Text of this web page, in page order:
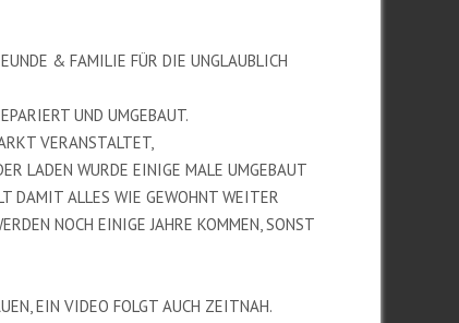
& FAMILIE FÜR DIE UNGLAUBLICH
UND UMGEBAUT.
VERANSTALTET,
LADEN WURDE EINIGE MALE UMGEBAUT
DAMIT ALLES WIE GEWOHNT WEITER
NOCH EINIGE JAHRE KOMMEN, SONST
EIN VIDEO FOLGT AUCH ZEITNAH.